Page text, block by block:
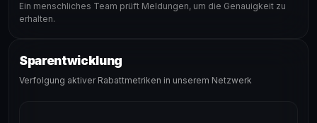
Ein menschliches Team prüft Meldungen, um die Genauigkeit zu
erhalten.
Sparentwicklung
Verfolgung aktiver Rabattmetriken in unserem Netzwerk